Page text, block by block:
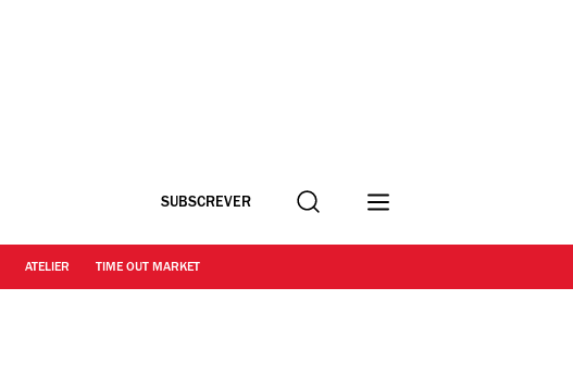
SUBSCREVER Procurar
ATELIER TIME OUT MARKET